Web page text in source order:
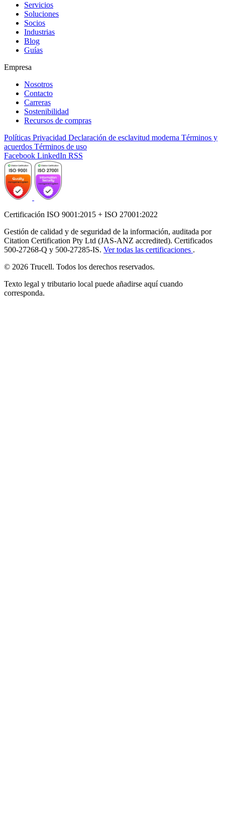
Servicios
Soluciones
Socios
Industrias
Blog
Guías
Empresa
Nosotros
Contacto
Carreras
Sostenibilidad
Recursos de compras
Políticas Privacidad Declaración de esclavitud moderna Términos y
acuerdos Términos de uso
Facebook LinkedIn RSS
Certificación ISO 9001:2015 + ISO 27001:2022
Gestión de calidad y de seguridad de la información, auditada por
Citation Certification Pty Ltd (JAS-ANZ accredited). Certificados
500-27268-Q y 500-27285-IS. Ver todas las certificaciones .
© 2026 Trucell. Todos los derechos reservados.
Texto legal y tributario local puede añadirse aquí cuando
corresponda.